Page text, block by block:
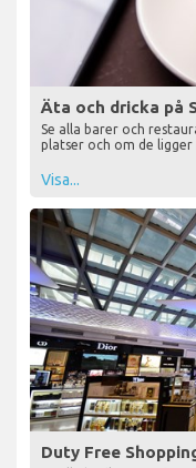
Äta och dricka på
Se alla barer och
platser och om de
Visa...
Duty Free